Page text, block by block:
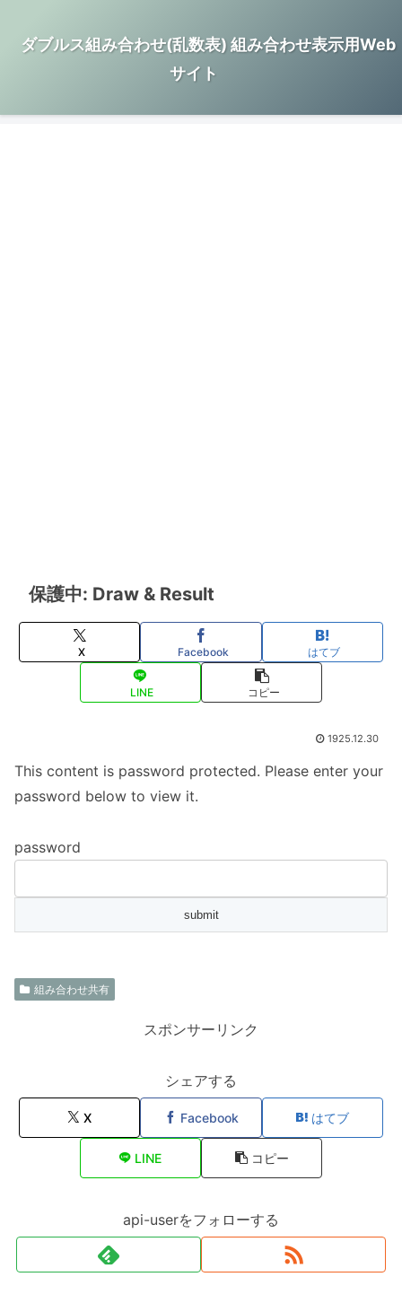
ダブルス組み合わせ(乱数表) 組み合わせ表示用Web
サイト
保護中: Draw & Result
X Facebook はてブ
LINE コピー
1925.12.30
This content is password protected. Please enter your
password below to view it.
password
組み合わせ共有
スポンサーリンク
シェアする
X Facebook はてブ
LINE コピー
api-userをフォローする